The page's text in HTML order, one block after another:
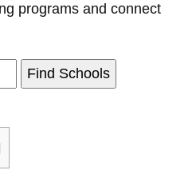
programs and connect